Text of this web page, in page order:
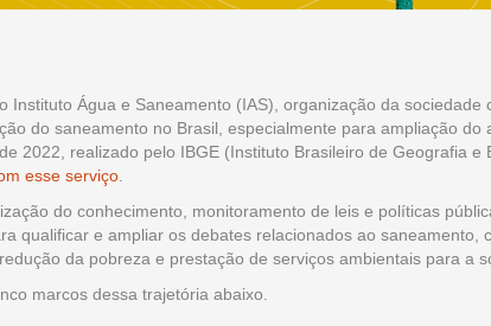
Instituto Água e Saneamento (IAS), organização da sociedade
do saneamento no Brasil, especialmente para ampliação do
2022, realizado pelo IBGE (Instituto Brasileiro de Geografia e
esse serviço
do conhecimento, monitoramento de leis e políticas
qualificar e ampliar os debates relacionados ao saneamento,
da pobreza e prestação de serviços ambientais para a
marcos dessa trajetória abaixo.